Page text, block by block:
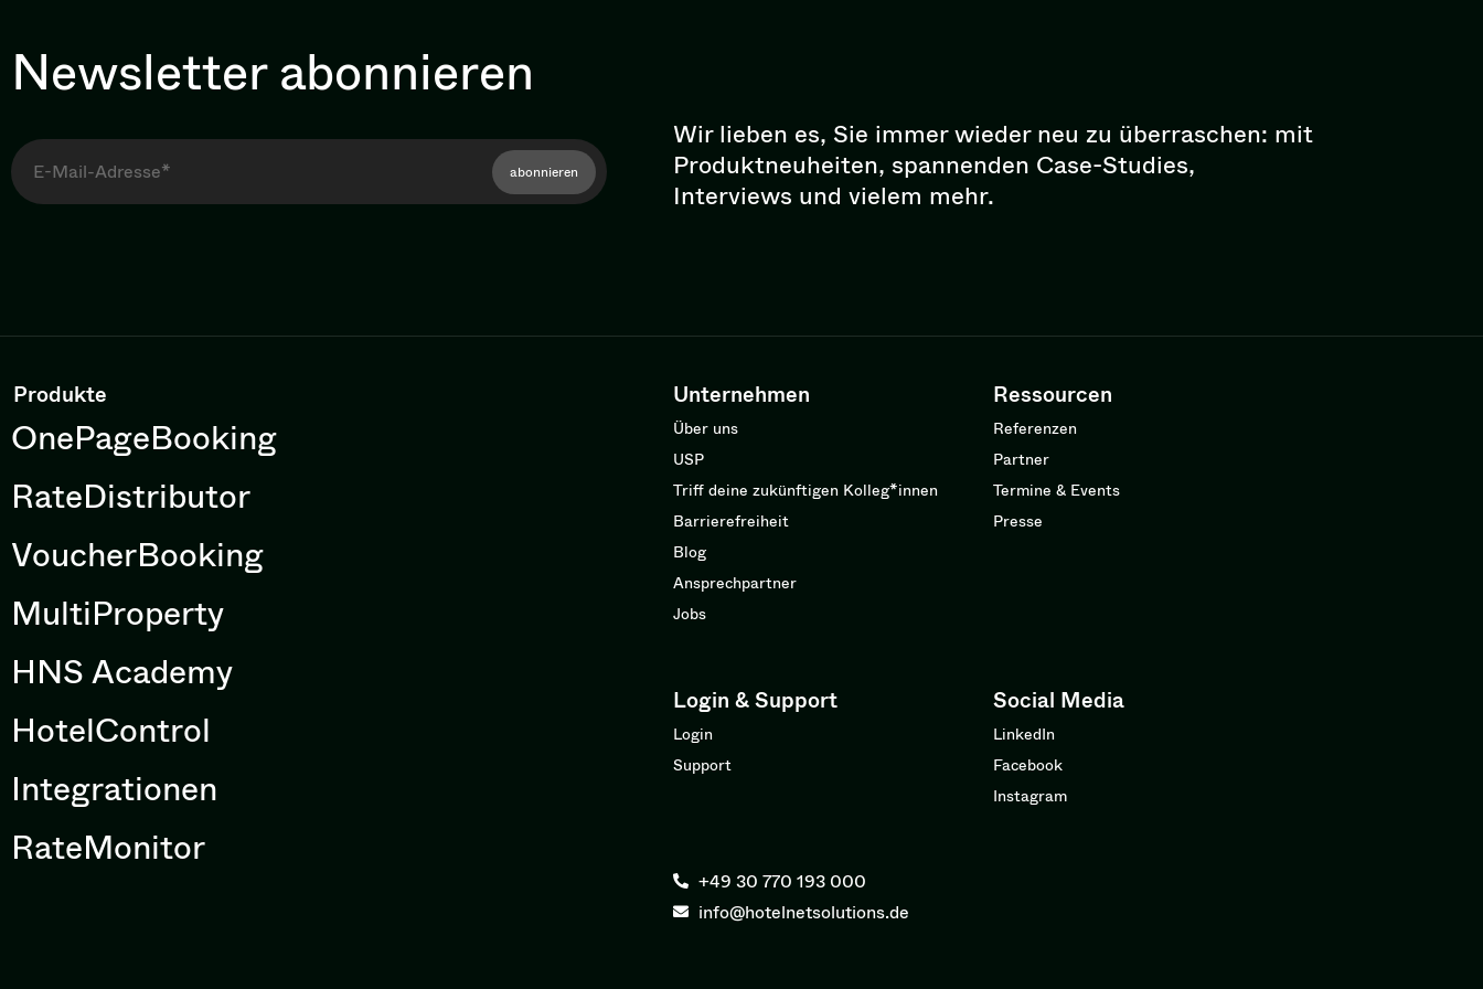
Newsletter abonnieren
abonnieren
Wir lieben es, Sie immer wieder neu zu überraschen: mit
Pro­dukt­neu­hei­ten, spannenden Case-Studies,
Interviews und vielem mehr.
Produkte
OnePageBooking
RateDistributor
VoucherBooking
MultiProperty
HNS Academy
HotelControl
Integrationen
RateMonitor
Unternehmen
Über uns
USP
Triff deine zukünftigen Kolleg*innen
Barrierefreiheit
Blog
Ansprechpartner
Jobs
Ressourcen
Referenzen
Partner
Termine & Events
Presse
Login & Support
Login
Support
Social Media
LinkedIn
Facebook
Instagram
+49 30 770 193 000
info@hotelnetsolutions.de